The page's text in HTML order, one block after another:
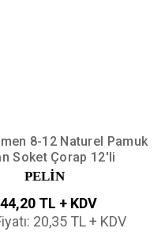
8-12 Naturel Pamuk
Soket Çorap 12'li
PELİN
TL + KDV
20,35 TL + KDV